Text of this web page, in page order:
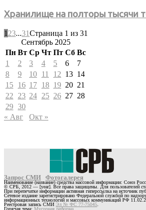
Хранилище на полторы тысячи
1 23...31Страница 1 из 31
Сентябрь 2025
Пн Вт Ср Чт Пт Сб Вс
1
2 3 4 5 6
7
8
9 10 11 12 13 14
15 16 17 18 19 20 21
22
23 24 25 26 27 28
29 30
« Авг
Окт »
Запрос СМИ Фотогалерея
Наименование (название) средства массовой информации: Союз
© СРБ, 2012 — [year]. Все права защищены. Для пользователей
При перепечатке информации активная гиперссылка на источник
Сетевое издание зарегистрировано Федеральной службой по
информационных технологий и массовых коммуникаций РФ
Реестровая запись СМИ Эл № ФС 77-75045
Горячая тема: Мусорная реформа